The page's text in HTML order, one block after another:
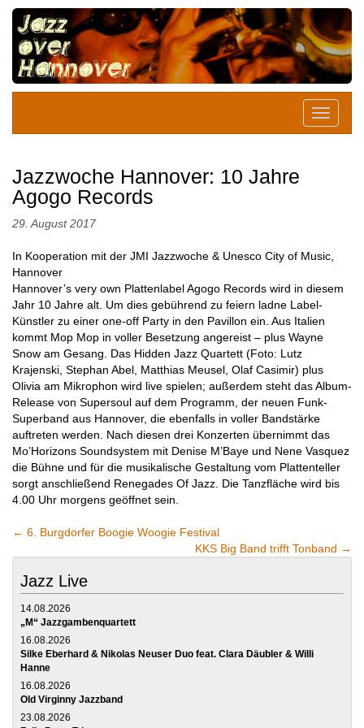
Jazzwoche Hannover: 10 Jahre
Agogo Records
29. August 2017
In Kooperation mit der JMI Jazzwoche & Unesco City of Music,
Hannover
Hannover’s very own Plattenlabel Agogo Records wird in diesem
Jahr 10 Jahre alt. Um dies gebührend zu feiern ladne Label-
Künstler zu einer one-off Party in den Pavillon ein. Aus Italien
kommt Mop Mop in voller Besetzung angereist – plus Wayne
Snow am Gesang. Das Hidden Jazz Quartett (Foto: Lutz
Krajenski, Stephan Abel, Matthias Meusel, Olaf Casimir) plus
Olivia am Mikrophon wird live spielen; außerdem steht das Album-
Release von Supersoul auf dem Programm, der neuen Funk-
Superband aus Hannover, die ebenfalls in voller Bandstärke
auftreten werden. Nach diesen drei Konzerten übernimmt das
Mo’Horizons Soundsystem mit Denise M’Baye und Nene Vasquez
die Bühne und für die musikalische Gestaltung vom Plattenteller
sorgt anschließend Renegades Of Jazz. Die Tanzfläche wird bis
4.00 Uhr morgens geöffnet sein.
← 6. Burgdorfer Boogie Woogie Festival
KKS Big Band trifft Tonband →
Jazz Live
14.08.2026
„M“ Jazzgambenquartett
16.08.2026
Silke Eberhard & Nikolas Neuser Duo feat. Clara Däubler & Willi
Hanne
16.08.2026
Old Virginny Jazzband
23.08.2026